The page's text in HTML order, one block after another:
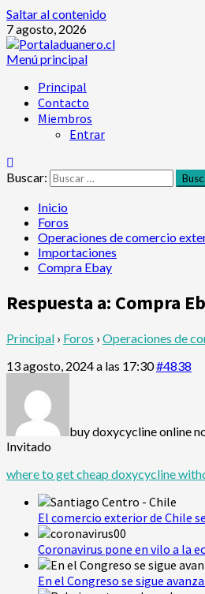
Saltar al contenido
7 agosto, 2026
Menú principal
Principal
Contacto
Miembros
Entrar
Buscar:
Inicio
Foros
Operaciones de comercio
Importaciones
Compra Ebay
Respuesta a: Compra
Principal › Foros › Operaciones de
13 agosto, 2024 a las 17:30#4838
buy doxycycline online
Invitado
where to get cheap doxycycline
El comercio exterior de Chile
Coronavirus pone en vilo a la
En el Congreso se sigue